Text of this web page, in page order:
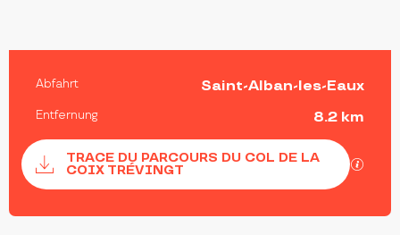
PRAKTISCHE INFORMATIONEN
Abfahrt Saint-Alban-les-Eaux
Entfernung 8.2 km
Dokumentation
TRACE DU PARCOURS DU COL DE LA
COIX TRÉVINGT
Mit